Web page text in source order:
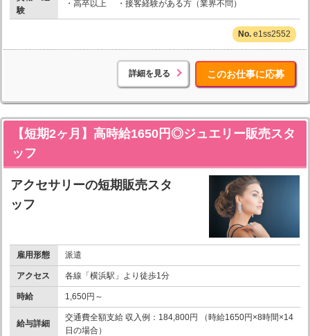
験
・高卒以上 ・接客経験がある方（業界不問）
e1ss2552
詳細を見る このお仕事に応募
【短期2ヶ月】高時給1650円◎ジュエリー販売スタ
ッフ
アクセサリーの短期販売スタ
ッフ
雇用形態 派遣
アクセス 各線「横浜駅」より徒歩1分
時給 1,650円～
給与詳細
交通費全額支給 収入例：184,800円 （時給1650円×8時間×14
日の場合）